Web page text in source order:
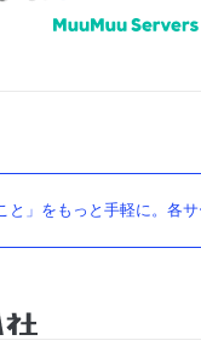
と」をもっと手軽に。各